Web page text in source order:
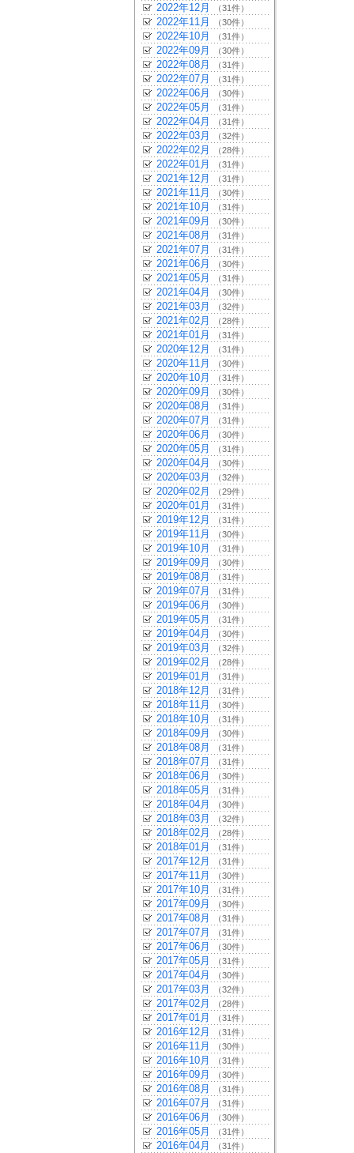
2022年12月 （31件）
2022年11月 （30件）
2022年10月 （31件）
2022年09月 （30件）
2022年08月 （31件）
2022年07月 （31件）
2022年06月 （30件）
2022年05月 （31件）
2022年04月 （31件）
2022年03月 （32件）
2022年02月 （28件）
2022年01月 （31件）
2021年12月 （31件）
2021年11月 （30件）
2021年10月 （31件）
2021年09月 （30件）
2021年08月 （31件）
2021年07月 （31件）
2021年06月 （30件）
2021年05月 （31件）
2021年04月 （30件）
2021年03月 （32件）
2021年02月 （28件）
2021年01月 （31件）
2020年12月 （31件）
2020年11月 （30件）
2020年10月 （31件）
2020年09月 （30件）
2020年08月 （31件）
2020年07月 （31件）
2020年06月 （30件）
2020年05月 （31件）
2020年04月 （30件）
2020年03月 （32件）
2020年02月 （29件）
2020年01月 （31件）
2019年12月 （31件）
2019年11月 （30件）
2019年10月 （31件）
2019年09月 （30件）
2019年08月 （31件）
2019年07月 （31件）
2019年06月 （30件）
2019年05月 （31件）
2019年04月 （30件）
2019年03月 （32件）
2019年02月 （28件）
2019年01月 （31件）
2018年12月 （31件）
2018年11月 （30件）
2018年10月 （31件）
2018年09月 （30件）
2018年08月 （31件）
2018年07月 （31件）
2018年06月 （30件）
2018年05月 （31件）
2018年04月 （30件）
2018年03月 （32件）
2018年02月 （28件）
2018年01月 （31件）
2017年12月 （31件）
2017年11月 （30件）
2017年10月 （31件）
2017年09月 （30件）
2017年08月 （31件）
2017年07月 （31件）
2017年06月 （30件）
2017年05月 （31件）
2017年04月 （30件）
2017年03月 （32件）
2017年02月 （28件）
2017年01月 （31件）
2016年12月 （31件）
2016年11月 （30件）
2016年10月 （31件）
2016年09月 （30件）
2016年08月 （31件）
2016年07月 （31件）
2016年06月 （30件）
2016年05月 （31件）
2016年04月 （31件）